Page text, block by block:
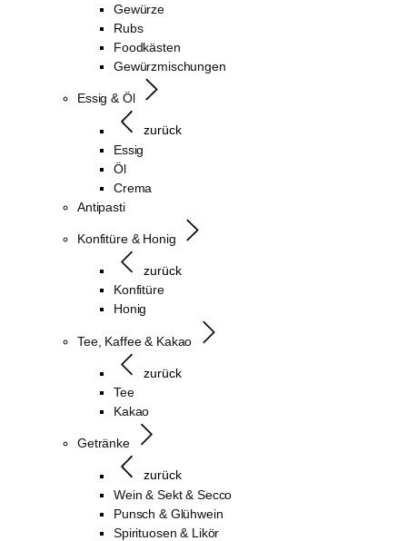
Gewürze
Rubs
Foodkästen
Gewürzmischungen
Essig & Öl
zurück
Essig
Öl
Crema
Antipasti
Konfitüre & Honig
zurück
Konfitüre
Honig
Tee, Kaffee & Kakao
zurück
Tee
Kakao
Getränke
zurück
Wein & Sekt & Secco
Punsch & Glühwein
Spirituosen & Likör